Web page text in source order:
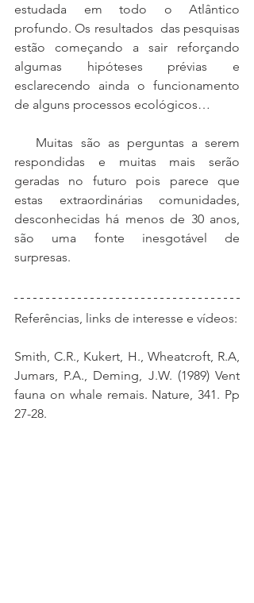
estudada em todo o Atlântico
profundo. Os resultados  das pesquisas
estão começando a sair reforçando
algumas hipóteses prévias e
esclarecendo ainda o funcionamento
de alguns processos ecológicos…
respondidas e muitas mais serão
geradas no futuro pois parece que
estas extraordinárias comunidades,
desconhecidas há menos de 30 anos,
são uma fonte inesgotável de
surpresas.
Referências, links de interesse e vídeos:
Smith, C.R., Kukert, H., Wheatcroft, R.A,
Jumars, P.A., Deming, J.W. (1989) Vent
fauna on whale remais. Nature, 341. Pp
27-28.